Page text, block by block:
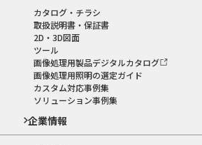
カタログ・チラシ
取扱説明書・保証書
2D・3D図面
ツール
画像処理用製品デジタルカタログ
画像処理用照明の選定ガイド
カスタム対応事例集
ソリューション事例集
企業情報